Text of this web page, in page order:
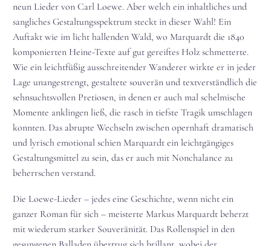
neun Lieder von Carl Loewe. Aber welch ein inhaltliches und
sangliches Gestaltungsspektrum steckt in dieser Wahl! Ein
Auftakt wie im licht hallenden Wald, wo Marquardt die 1840
komponierten Heine-Texte auf gut gereiftes Holz schmetterte.
Wie ein leichtfüßig ausschreitender Wanderer wirkte er in jeder
Lage unangestrengt, gestaltete souverän und textverständlich die
sehnsuchtsvollen Pretiosen, in denen er auch mal schelmische
Momente anklingen ließ, die rasch in tiefste Tragik umschlagen
konnten. Das abrupte Wechseln zwischen opernhaft dramatisch
und lyrisch emotional schien Marquardt ein leichtgängiges
Gestaltungsmittel zu sein, das er auch mit Nonchalance zu
beherrschen verstand.
Die Loewe-Lieder – jedes eine Geschichte, wenn nicht ein
ganzer Roman für sich – meisterte Markus Marquardt beherzt
mit wiederum starker Souveränität. Das Rollenspiel in den